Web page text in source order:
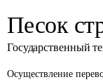
Песок
Государственный
Осуществление